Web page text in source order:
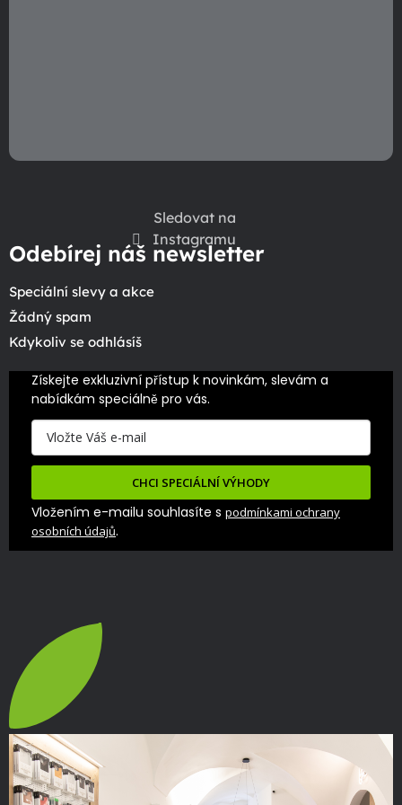
Sledovat na
Instagramu
Odebírej náš newsletter
Speciální slevy a akce
Žádný spam
Kdykoliv se odhlásíš
Získejte exkluzivní přístup k novinkám, slevám a
nabídkám speciálně pro vás.
CHCI SPECIÁLNÍ VÝHODY
Vložením e-mailu souhlasíte s podmínkami ochrany
osobních údajů.